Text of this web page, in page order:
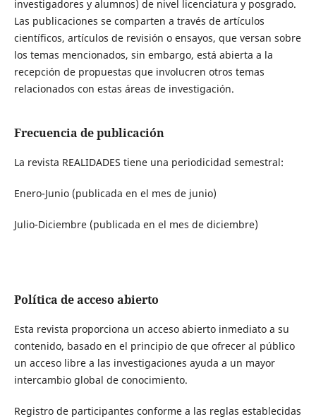
investigadores y alumnos) de nivel licenciatura y posgrado.
Las publicaciones se comparten a través de artículos
científicos, artículos de revisión o ensayos, que versan sobre
los temas mencionados, sin embargo, está abierta a la
recepción de propuestas que involucren otros temas
relacionados con estas áreas de investigación.
Frecuencia de publicación
La revista REALIDADES tiene una periodicidad semestral:
Enero-Junio (publicada en el mes de junio)
Julio-Diciembre (publicada en el mes de diciembre)
Política de acceso abierto
Esta revista proporciona un acceso abierto inmediato a su
contenido, basado en el principio de que ofrecer al público
un acceso libre a las investigaciones ayuda a un mayor
intercambio global de conocimiento.
Registro de participantes conforme a las reglas establecidas